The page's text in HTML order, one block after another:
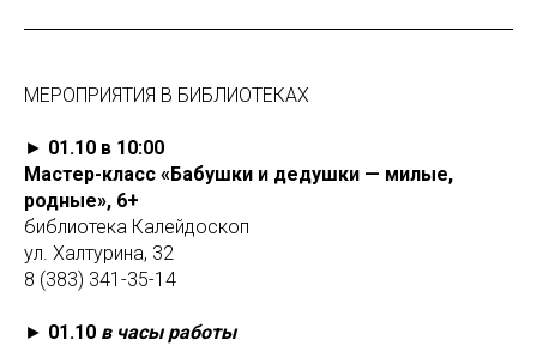
МЕРОПРИЯТИЯ В БИБЛИОТЕКАХ
► 01.10 в 10:00
Мастер-класс «Бабушки и дедушки — милые,
родные», 6+
библиотека Калейдоскоп
ул. Халтурина, 32
8 (383) 341-35-14
► 01.10 в часы работы